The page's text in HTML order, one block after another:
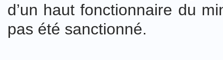
d’un haut fonctionnaire du
pas été sanctionné.